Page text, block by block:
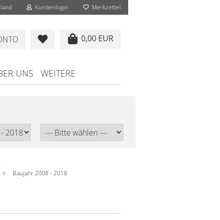
Kundenlogin Merkzettel
0,00 EUR
UNS WEITERE
» Baujahr 2008 - 2018